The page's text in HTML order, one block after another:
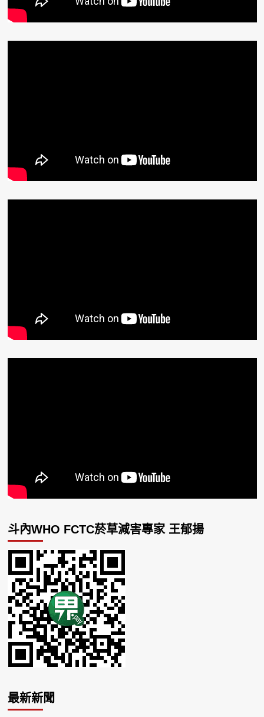
斗內WHO FCTC菸草減害專家 王郁揚
最新新聞